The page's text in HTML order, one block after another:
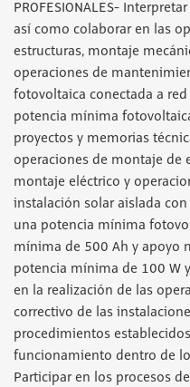
PROFESIONALES-
así como colaborar en las
estructuras, montaje
operaciones de
fotovoltaica conectada a
potencia mínima
proyectos y memorias
operaciones de montaje de
montaje eléctrico y
instalación solar aislada
una potencia mínima
mínima de 500 Ah y apoyo
potencia mínima de 100 W
en la realización de las
correctivo de las
procedimientos
funcionamiento dentro de
Participar en los procesos